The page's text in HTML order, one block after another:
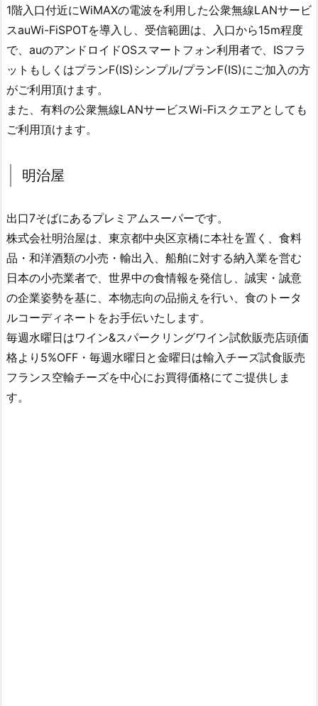
1階入口付近にWiMAXの電波を利用した公衆無線LANサービ
スauWi-FiSPOTを導入し、受信範囲は、入口から15m程度
で、auのアンドロイドOSスマートフォン利用者で、ISフラ
ットもしくはプランF(IS)シンプル/プランF(IS)にご加入の方
がご利用頂けます。
また、有料の公衆無線LANサービスWi-Fiスクエアとしても
ご利用頂けます。
明治屋
出口7そばにあるプレミアムスーパーです。
株式会社明治屋は、東京都中央区京橋に本社を置く、食料
品・和洋酒類の小売・輸出入、船舶に対する納入業を営む
日本の小売業者で、世界中の食情報を発信し、誠実・誠意
の企業姿勢を基に、本物志向の品揃えを行い、食のトータ
ルコーディネートをお手伝いたします。
毎週水曜日はワイン&スパークリングワイン試飲販売店頭価
格より5%OFF・毎週水曜日と金曜日は輸入チーズ試食販売
フランス空輸チーズを中心にお買得価格にてご提供しま
す。